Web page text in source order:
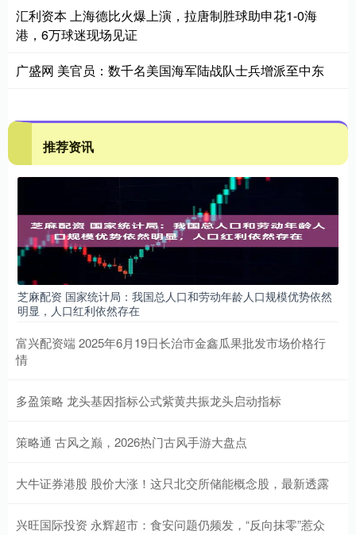
汇利资本 上海德比火爆上演，拉唐制胜球助申花1-0海
港，6万球迷现场见证
广盛网 美官员：数千名美国海军陆战队士兵增派至中东
推荐资讯
芝麻配资 国家统计局：我国总人口和劳动年龄人口规模优势依然
明显，人口红利依然存在
富兴配资端 2025年6月19日长治市金鑫瓜果批发市场价格行
情
多盈策略 龙头基因指标公式紫黄共振龙头启动指标
策略通 古风之巅，2026热门古风手游大盘点
大牛证券港股 股价大涨！这只北交所储能概念股，最新透露
兴旺国际投资 永辉超市：食安问题仍频发，“反向抹零”惹众